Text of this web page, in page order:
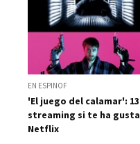
EN ESPINOF
'El juego del calamar':
streaming si te ha
Netflix